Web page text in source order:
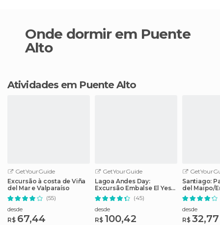
Onde dormir em Puente
Alto
Atividades em Puente Alto
GetYourGuide
Excursão à costa de Viña
del Mar e Valparaíso
(55)
desde
R$ 67,44
GetYourGuide
Lagoa Andes Day:
Excursão Embalse El Yeso
saindo de Santiago
(45)
desde
R$ 100,42
Santiago:
del Maipo/
Yeso com
desde
R$ 32,77